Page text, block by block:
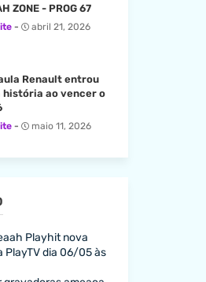
ZONE - PROG 67
abril 21, 2026
Renault entrou
história ao vencer o
maio 11, 2026
Playhit nova
PlayTV dia 06/05 às